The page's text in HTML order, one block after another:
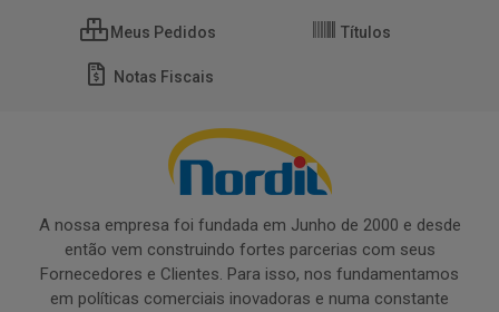
Meus Pedidos Títulos
Notas Fiscais
A nossa empresa foi fundada em Junho de 2000 e desde
então vem construindo fortes parcerias com seus
Fornecedores e Clientes. Para isso, nos fundamentamos
em políticas comerciais inovadoras e numa constante